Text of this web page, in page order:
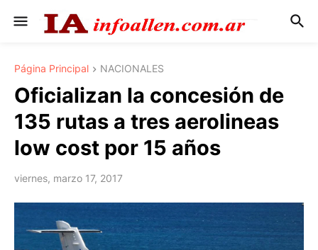
Página Principal NACIONALES
Oficializan la concesión de
135 rutas a tres aerolineas
low cost por 15 años
viernes, marzo 17, 2017